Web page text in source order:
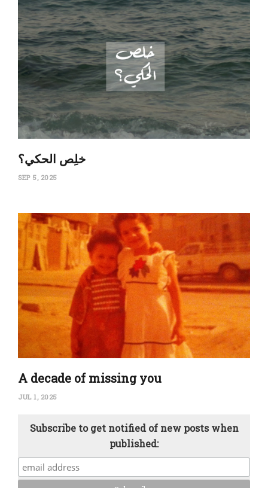
‏خلِص الحكي؟
SEP 5, 2025
A decade of missing you
JUL 1, 2025
Subscribe to get notified of new posts when
published: